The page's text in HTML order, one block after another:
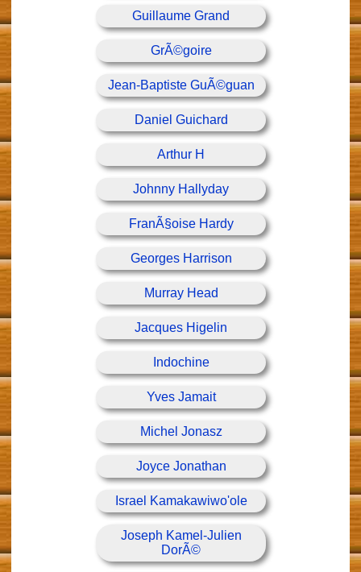
Guillaume Grand
GrÃ©goire
Jean-Baptiste GuÃ©guan
Daniel Guichard
Arthur H
Johnny Hallyday
FranÃ§oise Hardy
Georges Harrison
Murray Head
Jacques Higelin
Indochine
Yves Jamait
Michel Jonasz
Joyce Jonathan
Israel Kamakawiwo'ole
Joseph Kamel-Julien
DorÃ©